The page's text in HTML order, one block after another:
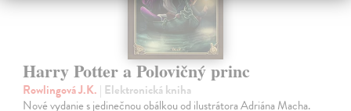
Harry Potter a Polovičný princ
Rowlingová J.K. | Elektronická kniha
Nové vydanie s jedinečnou obálkou od ilustrátora Adriána Macha.